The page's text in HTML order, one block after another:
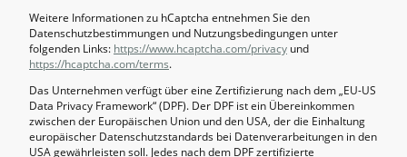
Weitere Informationen zu hCaptcha entnehmen Sie den
Datenschutzbestimmungen und Nutzungsbedingungen unter
folgenden Links: https://www.hcaptcha.com/privacy und
https://hcaptcha.com/terms.
Das Unternehmen verfügt über eine Zertifizierung nach dem „EU-US
Data Privacy Framework“ (DPF). Der DPF ist ein Übereinkommen
zwischen der Europäischen Union und den USA, der die Einhaltung
europäischer Datenschutzstandards bei Datenverarbeitungen in den
USA gewährleisten soll. Jedes nach dem DPF zertifizierte